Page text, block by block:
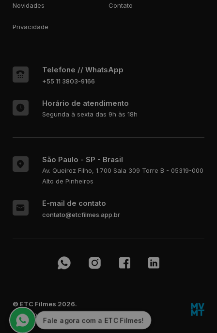
Novidades Contato
Privacidade
Telefone // WhatsApp
+55 11 3803-9166
Horário de atendimento
Segunda à sexta das 9h às 18h
São Paulo - SP - Brasil
Av. Queiroz Filho, 1.700 Sala 309 Torre B - 05319-000
Alto de Pinheiros
E-mail de contato
contato@etcfilmes.app.br
© ETC Filmes 2026.
Todos os Direitos Reservados.
Fale agora com a ETC Filmes!